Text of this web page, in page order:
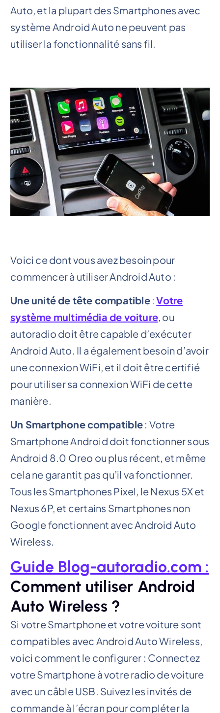
Auto, et la plupart des Smartphones avec
système Android Auto ne peuvent pas
utiliser la fonctionnalité sans fil.
Voici ce dont vous avez besoin pour
commencer à utiliser Android Auto :
Une unité de tête compatible:Votre
système multimédia de voiture, ou
autoradio doit être capable d’exécuter
Android Auto. Il a également besoin d’avoir
une connexion WiFi, et il doit être certifié
pour utiliser sa connexion WiFi de cette
manière.
Un Smartphone compatible: Votre
Smartphone Android doit fonctionner sous
Android 8.0 Oreo ou plus récent, et même
cela ne garantit pas qu’il va fonctionner.
Tous les Smartphones Pixel, le Nexus 5X et
Nexus 6P, et certains Smartphones non
Google fonctionnent avec Android Auto
Wireless.
Guide Blog-autoradio.com :
Comment utiliser Android
Auto Wireless ?
Si votre Smartphone et votre voiture sont
compatibles avec Android Auto Wireless,
voici comment le configurer : Connectez
votre Smartphone à votre radio de voiture
avec un câble USB. Suivez les invités de
commande à l’écran pour compléter la